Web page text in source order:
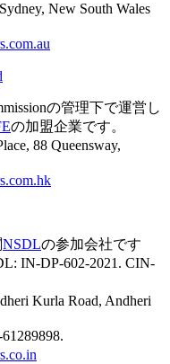
New South Wales
の管理下で運営し
の加盟企業です。
88 Queensway,
NSDLの参加会社です
IN-DP-602-2021. CIN-
Kurla Road, Andheri